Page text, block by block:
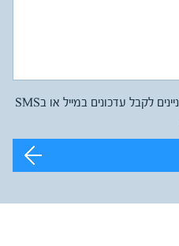
אנחנו מעוניינים לקבל עדכונים במייל או בSMS